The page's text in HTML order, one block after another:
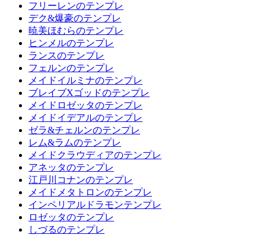
フリーレンのテンプレ
デク&爆豪のテンプレ
暁美ほむらのテンプレ
ヒンメルのテンプレ
ランスのテンプレ
フェルンのテンプレ
メイドイルミナのテンプレ
ブレイブXゴッドのテンプレ
メイドロゼッタのテンプレ
メイドイデアルのテンプレ
ゼラ&チェルンのテンプレ
レム&ラムのテンプレ
メイドクラウディアのテンプレ
アネッタのテンプレ
江戸川コナンのテンプレ
メイドメタトロンのテンプレ
インペリアルドラモンテンプレ
ロゼッタのテンプレ
しづるのテンプレ